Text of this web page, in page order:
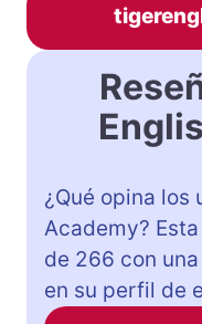
¿Qué opina los
Academy?
de 266 con
en su perfil de